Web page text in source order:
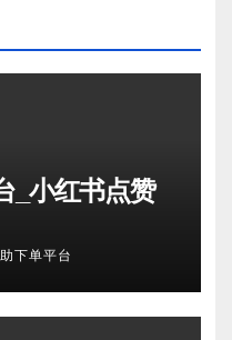
_小红书点赞
下单平台